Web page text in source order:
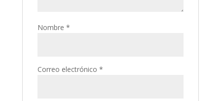
Nombre *
Correo electrónico *